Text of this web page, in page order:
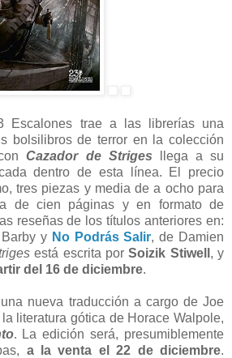
Escalones trae a las librerías una
bolsilibros de terror en la colección
Cazador de Striges llega a su
dentro de esta línea. El precio
tres piezas y media de a ocho para
de cien páginas y en formato de
reseñas de los títulos anteriores en:
y No Podrás Salir, de Damien
está escrita porSoizik Stiwell , y
del 16 de diciembre.
nueva traducción a cargo de Joe
literatura gótica de Horace Walpole,
. La edición será, presumiblemente
a la venta el 22 de diciembre.